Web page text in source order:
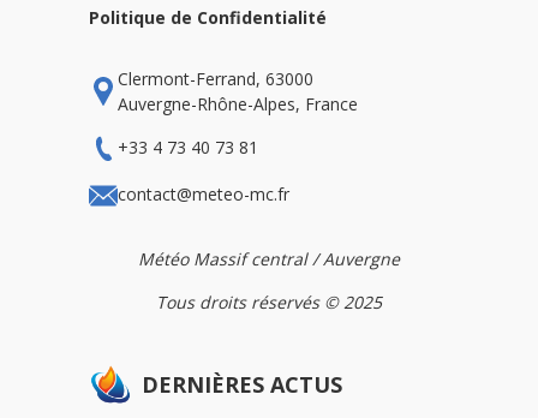
Politique de Confidentialité
Clermont-Ferrand, 63000
Auvergne-Rhône-Alpes, France
+33 4 73 40 73 81
contact@meteo-mc.fr
Météo Massif central / Auvergne
Tous droits réservés © 2025
DERNIÈRES ACTUS